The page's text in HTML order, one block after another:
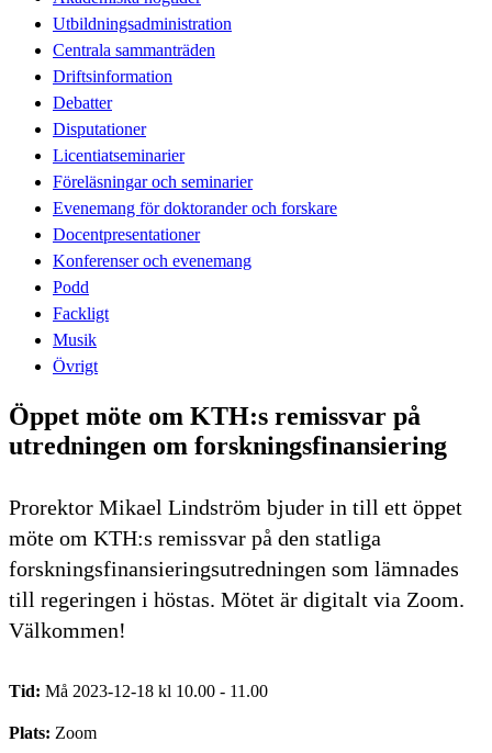
Utbildningsadministration
Centrala sammanträden
Driftsinformation
Debatter
Disputationer
Licentiatseminarier
Föreläsningar och seminarier
Evenemang för doktorander och forskare
Docentpresentationer
Konferenser och evenemang
Podd
Fackligt
Musik
Övrigt
Öppet möte om KTH:s remissvar på
utredningen om forskningsfinansiering
Prorektor Mikael Lindström bjuder in till ett öppet
möte om KTH:s remissvar på den statliga
forskningsfinansieringsutredningen som lämnades
till regeringen i höstas. Mötet är digitalt via Zoom.
Välkommen!
Tid: Må 2023-12-18 kl 10.00 - 11.00
Plats: Zoom